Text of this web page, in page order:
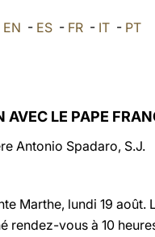
EN - ES - FR - IT - PT
AVEC LE PAPE
Antonio Spadaro, S.J.
Marthe, lundi 19 août.
rendez-vous à 10